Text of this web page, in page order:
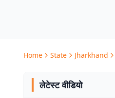
Home State Jharkhand
लेटेस्ट वीडियो